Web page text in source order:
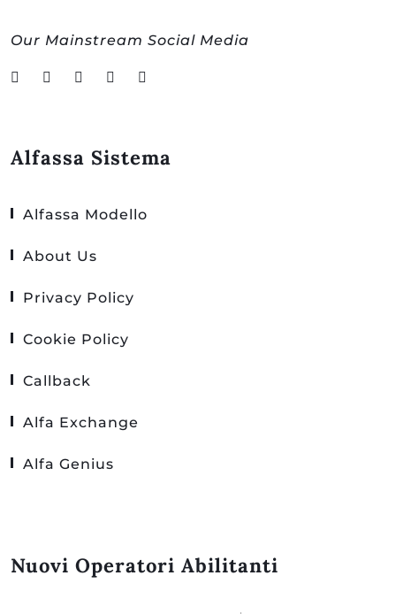
Our Mainstream Social Media
Alfassa Sistema
Alfassa Modello
About Us
Privacy Policy
Cookie Policy
Callback
Alfa Exchange
Alfa Genius
Nuovi Operatori Abilitanti